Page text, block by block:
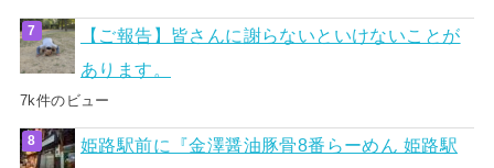
【ご報告】皆さんに謝らないといけないことが
あります。
7k件のビュー
姫路駅前に『金澤醤油豚骨8番らーめん 姫路駅